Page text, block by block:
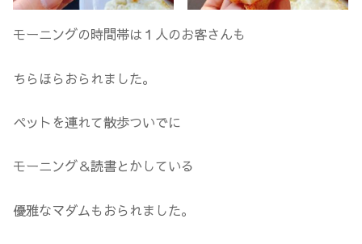
モーニングの時間帯は１人のお客さんも
ちらほらおられました。
ペットを連れて散歩ついでに
モーニング＆読書とかしている
優雅なマダムもおられました。